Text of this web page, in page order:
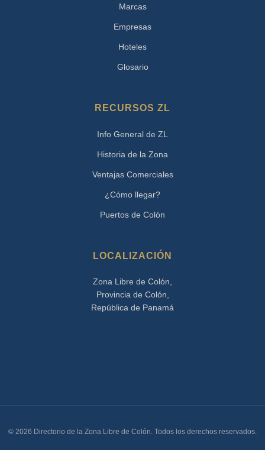
Marcas
Empresas
Hoteles
Glosario
RECURSOS ZL
Info General de ZL
Historia de la Zona
Ventajas Comerciales
¿Cómo llegar?
Puertos de Colón
LOCALIZACIÓN
Zona Libre de Colón,
Provincia de Colón,
República de Panamá
© 2026 Directorio de la Zona Libre de Colón. Todos los derechos reservados.